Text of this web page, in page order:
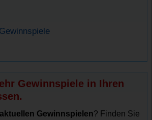
Gewinnspiele in Ihren
aktuellen Gewinnspielen? Finden Sie